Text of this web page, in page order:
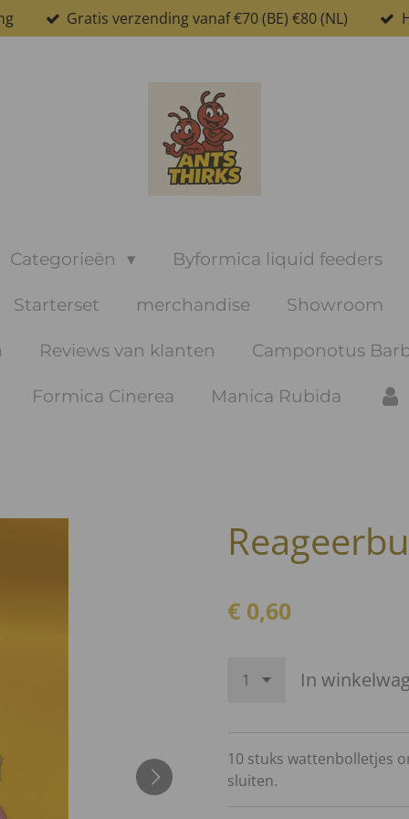
Gratis verzending vanaf €70 (BE) €80 (NL)
Categorieën Byformica liquid feeders
Starterset merchandise Showroom
Reviews van klanten Camponotus
Formica Cinerea Manica Rubida
€ 0,60
In
10 stuks wattenbolletjes
sluiten.